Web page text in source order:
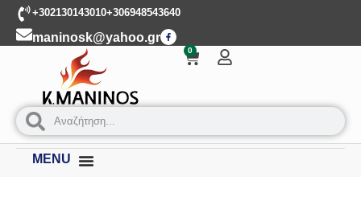
+302130143010+306948543640
maninosk@yahoo.gr
0
MENU